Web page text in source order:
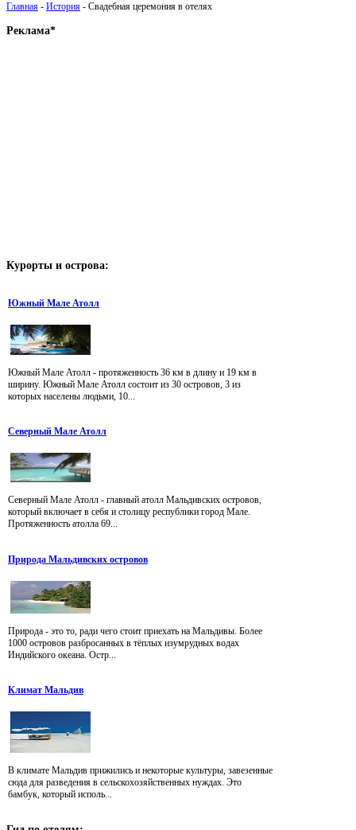
Главная - История - Свадебная церемония в отелях
Реклама*
Курорты и острова:
Южный Мале Атолл
Южный Мале Атолл - протяженность 36 км в длину и 19 км в
ширину. Южный Мале Атолл состоит из 30 островов, 3 из
которых населены людьми, 10...
Северный Мале Атолл
Северный Мале Атолл - главный атолл Мальдивских островов,
который включает в себя и столицу республики город Мале.
Протяженность атолла 69...
Природа Мальдивских островов
Природа - это то, ради чего стоит приехать на Мальдивы. Более
1000 островов разбросанных в тёплых изумрудных водах
Индийского океана. Остр...
Климат Мальдив
В климате Мальдив прижились и некоторые культуры, завезенные
сюда для разведения в сельскохозяйственных нуждах. Это
бамбук, который исполь...